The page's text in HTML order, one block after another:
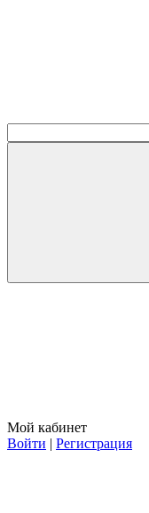
Мой кабинет
Войти | Регистрация